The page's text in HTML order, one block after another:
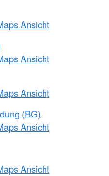
Ansicht
Ansicht
Ansicht
(BG)
Ansicht
Ansicht